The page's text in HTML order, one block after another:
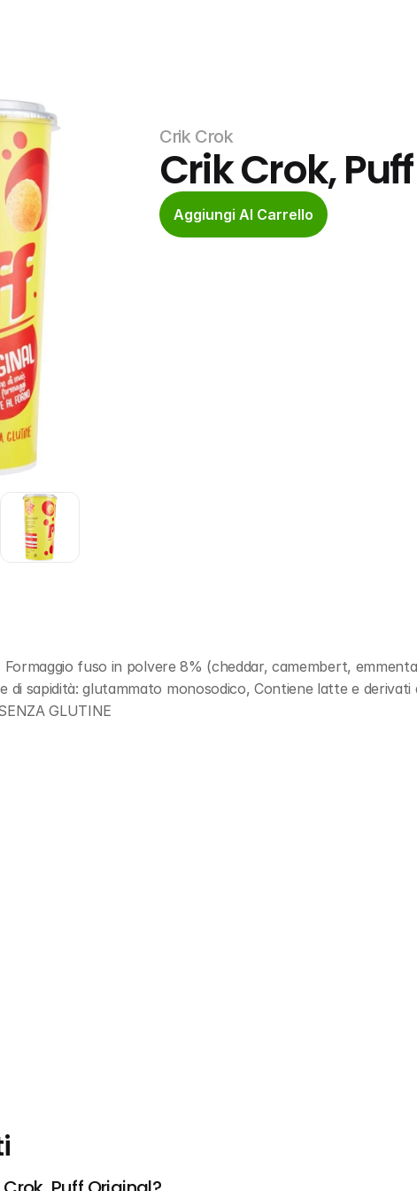
Crik Crok
Crik Crok,
Aggiungi Al Carrello
Formaggio fuso in polvere 8% (cheddar, camembert,
di sapidità: glutammato monosodico, Contiene latte e derivati
GLUTINE